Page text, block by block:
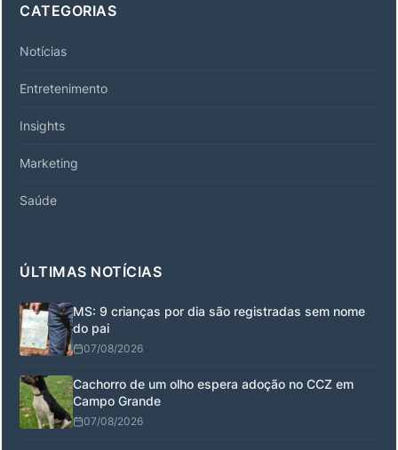
CATEGORIAS
Notícias
Entretenimento
Insights
Marketing
Saúde
ÚLTIMAS NOTÍCIAS
MS: 9 crianças por dia são registradas sem nome
do pai
07/08/2026
Cachorro de um olho espera adoção no CCZ em
Campo Grande
07/08/2026